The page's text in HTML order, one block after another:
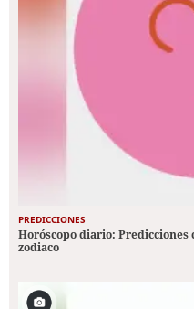
PREDICCIONES
Horóscopo diario: Predicciones
zodiaco